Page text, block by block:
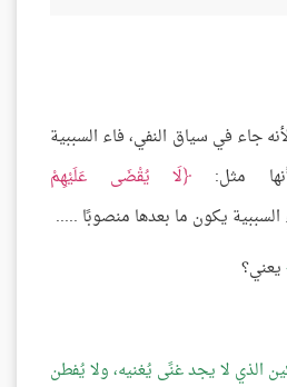
جاء في سياق النفي، فاء السببية
مثل:
لَا يُقْضَى عَلَيْهِمْ
يعني؟
الذي لا يجد غنًى يُغنيه، ولا يُفطن